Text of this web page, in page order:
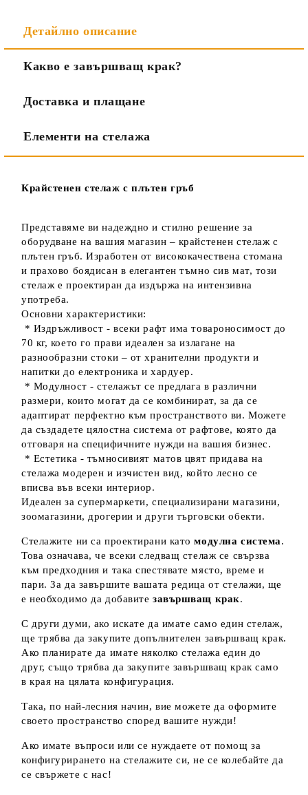
Детайлно описание
Какво е завършващ крак?
Доставка и плащане
Елементи на стелажа
Крайстенен стелаж с плътен гръб
Представяме ви надеждно и стилно решение за
оборудване на вашия магазин – крайстенен стелаж с
плътен гръб. Изработен от висококачествена стомана
и прахово боядисан в елегантен тъмно сив мат, този
стелаж е проектиран да издържа на интензивна
употреба.
Основни характеристики:
* Издръжливост - всеки рафт има товароносимост до
70 кг, което го прави идеален за излагане на
разнообразни стоки – от хранителни продукти и
напитки до електроника и хардуер.
* Модулност - стелажът се предлага в различни
размери, които могат да се комбинират, за да се
адаптират перфектно към пространството ви. Можете
да създадете цялостна система от рафтове, която да
отговаря на специфичните нужди на вашия бизнес.
* Естетика - тъмносивият матов цвят придава на
стелажа модерен и изчистен вид, който лесно се
вписва във всеки интериор.
Идеален за супермаркети, специализирани магазини,
зоомагазини, дрогерии и други търговски обекти.
Стелажите ни са проектирани катомодулна система.
Това означава, че всеки следващ стелаж се свързва
към предходния и така спестявате място, време и
пари. За да завършите вашата редица от стелажи, ще
е необходимо да добавите завършващ крак.
С други думи, ако искате да имате само един стелаж,
ще трябва да закупите допълнителен завършващ крак.
Ако планирате да имате няколко стелажа един до
друг, също трябва да закупите завършващ крак само
в края на цялата конфигурация.
Така, по най-лесния начин, вие можете да оформите
своето пространство според вашите нужди!
Ако имате въпроси или се нуждаете от помощ за
конфигурирането на стелажите си, не се колебайте да
се свържете с нас!